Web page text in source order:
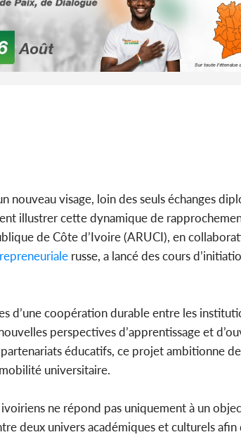
nouveau visage, loin des seuls échanges
illustrer cette dynamique de
de Côte d’Ivoire (ARUCI), en
russe, a lancé des cours
d’une coopération durable entre les
perspectives d’apprentissage et
éducatifs, ce projet ambitionne
universitaire.
ivoiriens ne répond pas uniquement à un
deux univers académiques et culturels
Côte
des 100
le
Côte
pas mourir